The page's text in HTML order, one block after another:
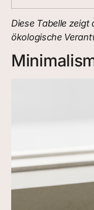
Diese Tabelle
ökologische